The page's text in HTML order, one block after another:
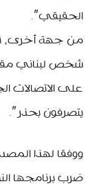
الحقيقي”.
من جهة أخرى،
شخص لبناني
على الاتصالات
يتصرفون بحذر”.
ووفقا لهذا
ضرب برنامجها